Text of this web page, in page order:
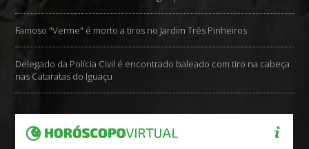
Famoso "Verme" é morto a tiros no Jardim Três Pinheiros
Delegado da Polícia Civil é encontrado baleado com tiro na cabeça
nas Cataratas do Iguaçu